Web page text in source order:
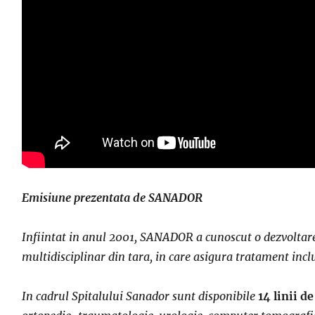
Emisiune prezentata de SANADOR
Infiintat in anul 2001, SANADOR a cunoscut o
multidisciplinar din tara, in care asigura tratament
In cadrul Spitalului Sanador sunt disponibile 14 linii